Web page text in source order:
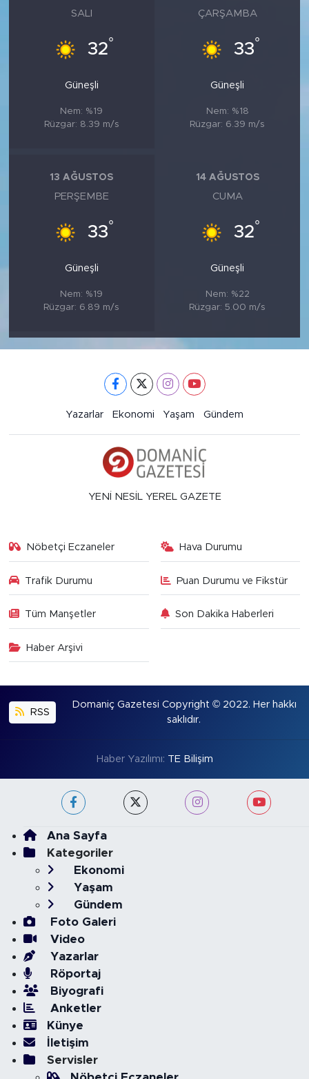
SALI
32°
Güneşli
Nem: %19
Rüzgar: 8.39 m/s
ÇARŞAMBA
33°
Güneşli
Nem: %18
Rüzgar: 6.39 m/s
13 AĞUSTOS
PERŞEMBE
33°
Güneşli
Nem: %19
Rüzgar: 6.89 m/s
14 AĞUSTOS
CUMA
32°
Güneşli
Nem: %22
Rüzgar: 5.00 m/s
Yazarlar Ekonomi Yaşam Gündem
YENİ NESİL YEREL GAZETE
Nöbetçi Eczaneler Hava Durumu
Trafik Durumu Puan Durumu ve Fikstür
Tüm Manşetler Son Dakika Haberleri
Haber Arşivi
RSS
Domaniç Gazetesi Copyright © 2022. Her hakkı
saklıdır.
Haber Yazılımı: TE Bilişim
Ana Sayfa
Kategoriler
Ekonomi
Yaşam
Gündem
Foto Galeri
Video
Yazarlar
Röportaj
Biyografi
Anketler
Künye
İletişim
Servisler